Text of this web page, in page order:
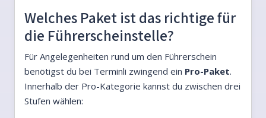
Welches Paket ist das richtige für
die Führerscheinstelle?
Für Angelegenheiten rund um den Führerschein
benötigst du bei Terminli zwingend ein Pro-Paket.
Innerhalb der Pro-Kategorie kannst du zwischen drei
Stufen wählen: